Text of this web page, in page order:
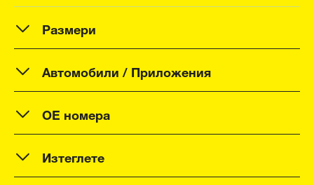
Размери
Автомобили / Приложения
OE номера
Изтеглете